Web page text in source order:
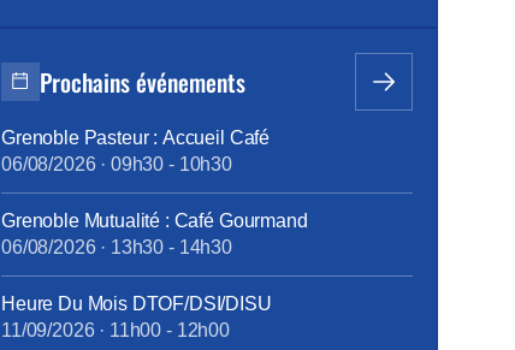
2025 pour la DO IDF Approbation des comptes
annuels du CSEE DO IDF pour 2025 Retour
Prochains événements
Grenoble Pasteur : Accueil Café
06/08/2026· 09h30 - 10h30
Grenoble Mutualité : Café Gourmand
06/08/2026· 13h30 - 14h30
Heure Du Mois DTOF/DSI/DISU
11/09/2026· 11h00 - 12h00